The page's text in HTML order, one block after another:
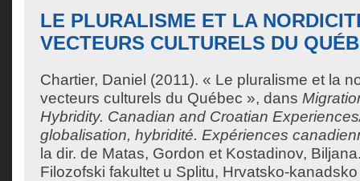
LE PLURALISME ET LA
VECTEURS CULTURELS DU
Chartier, Daniel (2011). « Le pluralisme et la
vecteurs culturels du Québec », dans
Hybridity. Canadian and Croatian
globalisation, hybridité. Expériences
la dir. de Matas, Gordon et Kostadinov, Biljana
Filozofski fakultet u Splitu, Hrvatsko-